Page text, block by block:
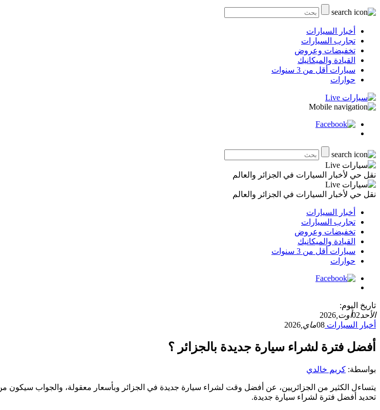
أخبار السيارات
تجارب السيارات
تخفيضات وعروض
القيادة والميكانيك
سيارات أقل من 3 سنوات
حوارات
نقل حي لأخبار السيارات في الجزائر والعالم
نقل حي لأخبار السيارات في الجزائر والعالم
أخبار السيارات
تجارب السيارات
تخفيضات وعروض
القيادة والميكانيك
سيارات أقل من 3 سنوات
حوارات
تاريخ اليوم:
الأحد02أوت, 2026
أخبار السيارات 08ماي, 2026
أفضل فترة لشراء سيارة جديدة بالجزائر ؟
بواسطة: كريم خالدي
يتساءل الكثير من الجزائريين، عن أفضل وقت لشراء سيارة جديدة في الجزائر وبأسعار معقولة، والجواب سيكون
تحديد أفضل فترة لشراء سيارة جديدة.